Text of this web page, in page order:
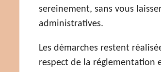
sereinement, sans vous
administratives.
Les démarches restent
respect de la réglementation